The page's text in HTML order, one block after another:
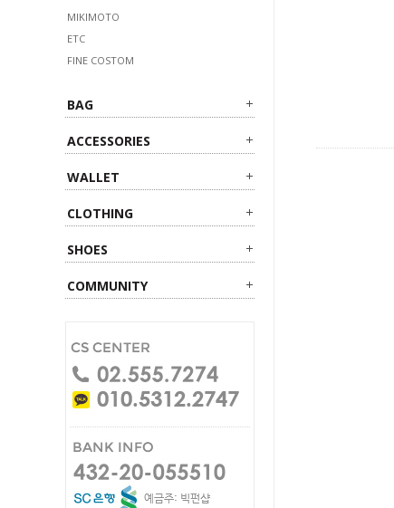
MIKIMOTO
ETC
FINE COSTOM
BAG
ACCESSORIES
WALLET
CLOTHING
SHOES
COMMUNITY